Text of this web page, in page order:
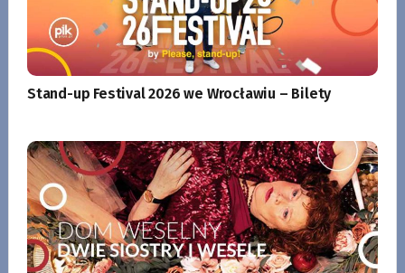
Stand-up Festival 2026 we Wrocławiu – Bilety